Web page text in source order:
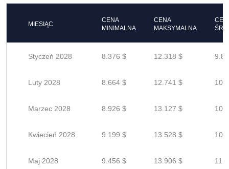
MIESIĄC
CENA
MINIMALNA
CENA
MAKSYMALNA
Styczeń 2028 8.376 $ 12.318 $
Luty 2028 8.664 $ 12.741 $
Marzec 2028 8.926 $ 13.127 $
Kwiecień 2028 9.199 $ 13.528 $
Maj 2028 9.456 $ 13.906 $